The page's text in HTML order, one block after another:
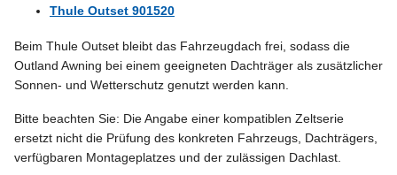
Thule Outset 901520
Beim Thule Outset bleibt das Fahrzeugdach frei, sodass die
Outland Awning bei einem geeigneten Dachträger als zusätzlicher
Sonnen- und Wetterschutz genutzt werden kann.
Bitte beachten Sie: Die Angabe einer kompatiblen Zeltserie
ersetzt nicht die Prüfung des konkreten Fahrzeugs, Dachträgers,
verfügbaren Montageplatzes und der zulässigen Dachlast.